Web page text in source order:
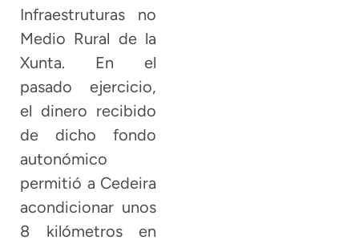
Infraestruturas no
Medio Rural de la
Xunta. En el
pasado ejercicio,
el dinero recibido
de dicho fondo
autonómico
permitió a Cedeira
acondicionar unos
8 kilómetros en